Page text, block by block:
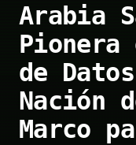
Arabia
Pionera
de
Nación
Marco